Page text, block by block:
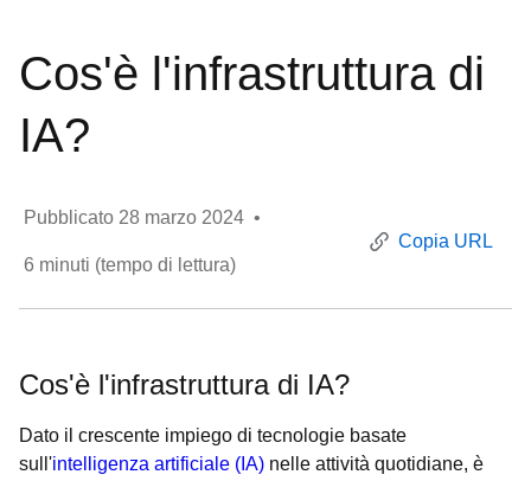
Cos'è l'infrastruttura di
IA?
Pubblicato 28 marzo 2024 •
6 minuti (tempo di lettura)
Copia URL
Cos'è l'infrastruttura di IA?
Dato il crescente impiego di tecnologie basate
sull'intelligenza artificiale (IA) nelle attività quotidiane, è